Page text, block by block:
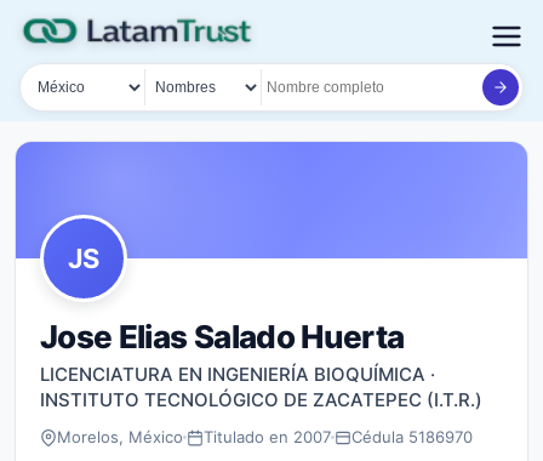
País
Tipo de búsqueda
Nombre o documento
JS
Jose Elias Salado Huerta
LICENCIATURA EN INGENIERÍA BIOQUÍMICA ·
INSTITUTO TECNOLÓGICO DE ZACATEPEC (I.T.R.)
Morelos, México Titulado en 2007 Cédula 5186970